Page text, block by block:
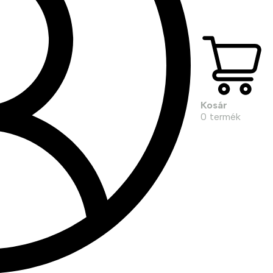
Kosár
0 termék